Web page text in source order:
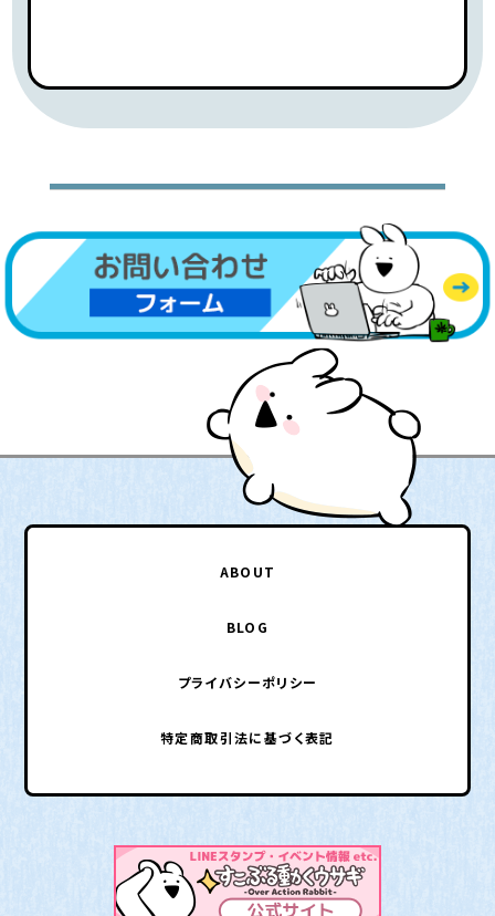
ABOUT
BLOG
プライバシーポリシー
特定商取引法に基づく表記